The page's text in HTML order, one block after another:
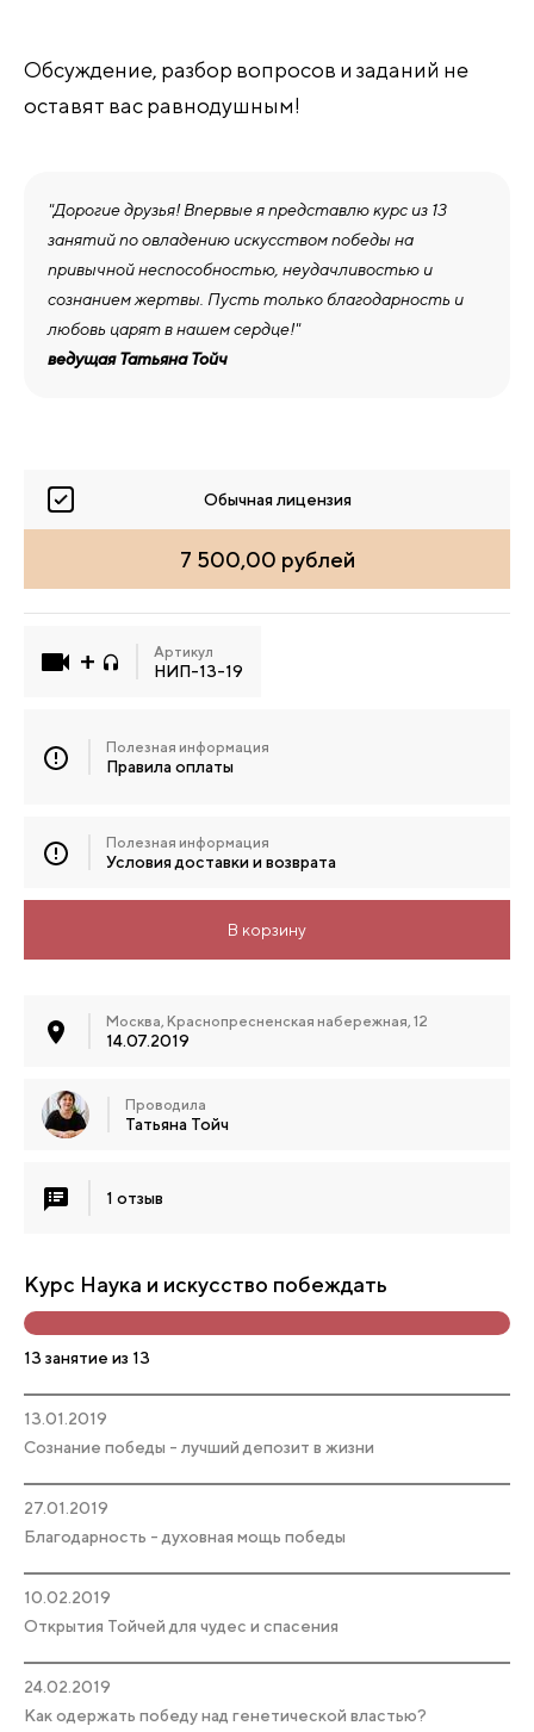
Москва, Краснопресненская набережная, 12
14.07.2019
Проводила
Татьяна Тойч
1 отзыв
Обсуждение, разбор вопросов и заданий не
оставят вас равнодушным!
"Дорогие друзья! Впервые я представлю курс из 13
занятий по овладению искусством победы на
привычной неспособностью, неудачливостью и
сознанием жертвы. Пусть только благодарность и
любовь царят в нашем сердце!"
ведущая Татьяна Тойч
Обычная лицензия
7 500,00 рублей
Артикул
НИП-13-19
Полезная информация
Правила оплаты
Полезная информация
Условия доставки и возврата
В корзину
Курс Наука и искусство побеждать
13 занятие из 13
13.01.2019
Сознание победы - лучший депозит в жизни
27.01.2019
Благодарность - духовная мощь победы
10.02.2019
Открытия Тойчей для чудес и спасения
24.02.2019
Как одержать победу над генетической властью?